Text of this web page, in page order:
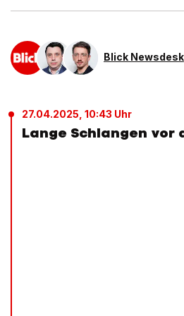
Blick Newsdesk
27.04.2025, 10:43 Uhr
Lange Schlangen vor